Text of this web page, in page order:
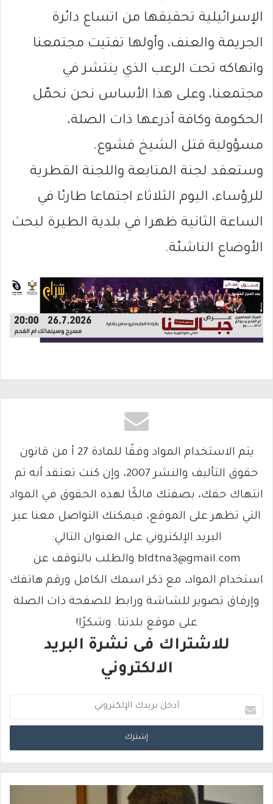
الإسرائيلية تحقيقها من اتساع دائرة
الجريمة والعنف، وأولها تفتيت مجتمعنا
وانهاكه تحت الرعب الذي ينتشر في
مجتمعنا، وعلى هذا الأساس نحن نحمّل
الحكومة وكافة أذرعها ذات الصلة،
مسؤولية قتل الشيخ قشوع.
وستعقد لجنة المتابعة واللجنة القطرية
للرؤساء، اليوم الثلاثاء اجتماعا طارئا في
الساعة الثانية ظهرا في بلدية الطيرة لبحث
الأوضاع الناشئة.
يتم الاستخدام المواد وفقًا للمادة 27 أ من قانون
حقوق التأليف والنشر 2007، وإن كنت تعتقد أنه تم
انتهاك حقك، بصفتك مالكًا لهذه الحقوق في المواد
التي تظهر على الموقع، فيمكنك التواصل معنا عبر
البريد الإلكتروني على العنوان التالي:
bldtna3@gmail.com والطلب بالتوقف عن
استخدام المواد، مع ذكر اسمك الكامل ورقم هاتفك
وإرفاق تصوير للشاشة ورابط للصفحة ذات الصلة
على موقع بلدتنا. وشكرًا!
للاشتراك فى نشرة البريد
الالكتروني
د
خ